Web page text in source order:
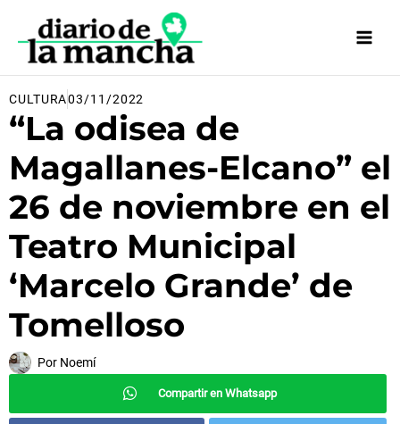
contenido
CULTURA03/11/2022
“La odisea de
Magallanes-Elcano” el
26 de noviembre en el
Teatro Municipal
‘Marcelo Grande’ de
Tomelloso
Por Noemí
Compartir en Whatsapp